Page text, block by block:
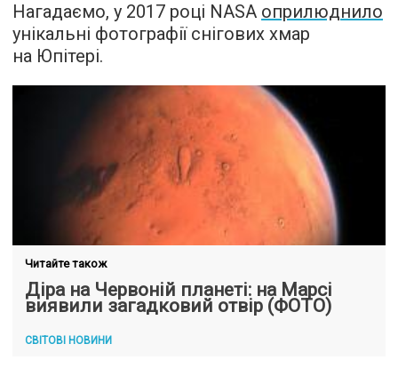
Нагадаємо, у 2017 році NASA оприлюднило
унікальні фотографії снігових хмар
на Юпітері.
Читайте також
Діра на Червоній планеті: на Марсі
виявили загадковий отвір (ФОТО)
СВІТОВІ НОВИНИ